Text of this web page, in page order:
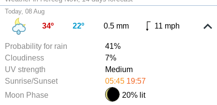
Today, 08 Aug
34º 22º 0.5 mm 11 mph
Probability for rain
41%
Cloudiness
7%
UV strength
Medium
Sunrise/Sunset
05:45 19:57
Moon Phase
20% lit